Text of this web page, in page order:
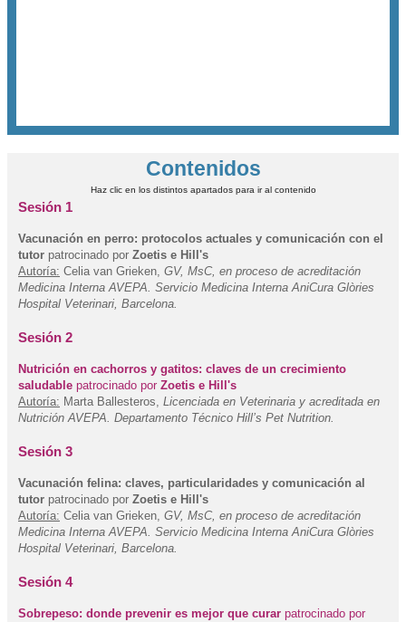
Contenidos
Haz clic en los distintos apartados para ir al contenido
Sesión 1
Vacunación en perro: protocolos actuales y comunicación con el
tutor patrocinado por Zoetis e Hill's
Autoría: Celia van Grieken, GV, MsC, en proceso de acreditación
Medicina Interna AVEPA. Servicio Medicina Interna AniCura Glòries
Hospital Veterinari, Barcelona.
Sesión 2
Nutrición en cachorros y gatitos: claves de un crecimiento
saludable patrocinado por Zoetis e Hill's
Autoría: Marta Ballesteros, Licenciada en Veterinaria y acreditada en
Nutrición AVEPA. Departamento Técnico Hill’s Pet Nutrition.
Sesión 3
Vacunación felina: claves, particularidades y comunicación al
tutor patrocinado por Zoetis e Hill's
Autoría: Celia van Grieken, GV, MsC, en proceso de acreditación
Medicina Interna AVEPA. Servicio Medicina Interna AniCura Glòries
Hospital Veterinari, Barcelona.
Sesión 4
Sobrepeso: donde prevenir es mejor que curar patrocinado por